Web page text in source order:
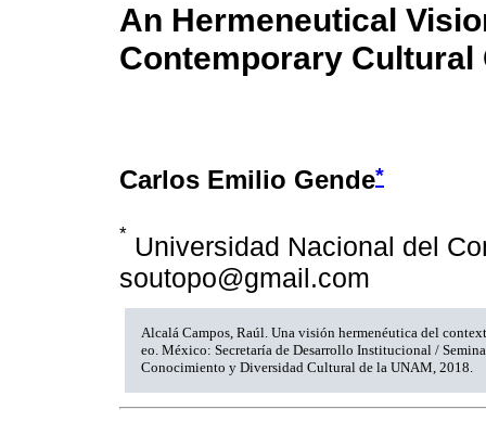
An Hermeneutical
Contemporary Cultural
Carlos Emilio Gende*
* Universidad Nacional del
soutopo@gmail.com
Alcalá Campos, Raúl. Una visión hermenéutica del
eo. México: Secretaría de Desarrollo Institucional /
Conocimiento y Diversidad Cultural de la UNAM, 2018.